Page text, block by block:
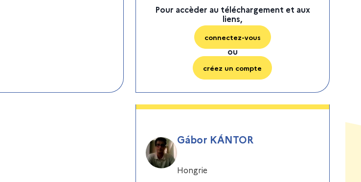
Pour accèder au téléchargement et aux
liens,
connectez-vous
ou
créez un compte
Gábor KÁNTOR
Hongrie